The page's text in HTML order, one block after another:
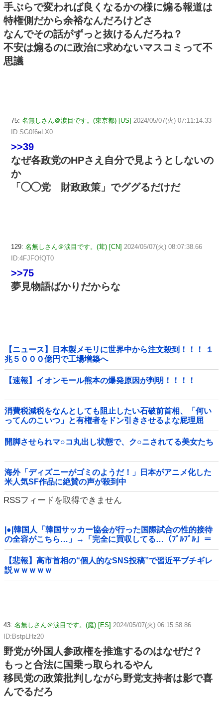
手ぶらで変われば良くなるかの様に煽る報道は
特権側だから余裕なんだろけどさ
なんでその話がずっと抜けるんだろね？
不安は煽るのに政治に求めないマスコミって不
思議
75: 名無しさん＠涙目です。(東京都) [US] 2024/05/07(火) 07:11:14.33
ID:SG0f6eLX0
>>39
なぜ各政党のHPさえ自分で見ようとしないの
か
「◯◯党 財政政策」でググるだけだ
129: 名無しさん＠涙目です。(茸) [CN] 2024/05/07(火) 08:07:38.66
ID:4FJFOfQT0
>>75
夢見物語ばかりだからな
【ニュース】日本製メモリに世界中から注文殺到！！！ １
兆５０００億円で工場増築へ
【速報】イオンモール熊本の爆発原因が判明！！！！
消費税減税をなんとしても阻止したい石破前首相、「何い
ってんのこいつ」と有権者をドン引きさせるよな屁理屈
を……他
開脚させられマ○コ丸出し状態で、ク○ニされてる美女たち
海外「ディズニーがゴミのようだ！」日本がアニメ化した
米人気SF作品に絶賛の声が殺到中
RSSフィードを取得できません
|●|韓国人「韓国サッカー協会が行った国際試合の性的接待
の全容がこちら…」→「完全に買収してる…（ﾌﾞﾙﾌﾞﾙ」＝
韓国の反応
【悲報】高市首相の“個人的なSNS投稿”で習近平ブチギレ
説ｗｗｗｗｗ
43: 名無しさん＠涙目です。(庭) [ES] 2024/05/07(火) 06:15:58.86
ID:BstpLHz20
野党が外国人参政権を推進するのはなぜだ？
もっと合法に国乗っ取られるやん
移民党の政策批判しながら野党支持者は影で喜
んでるだろ